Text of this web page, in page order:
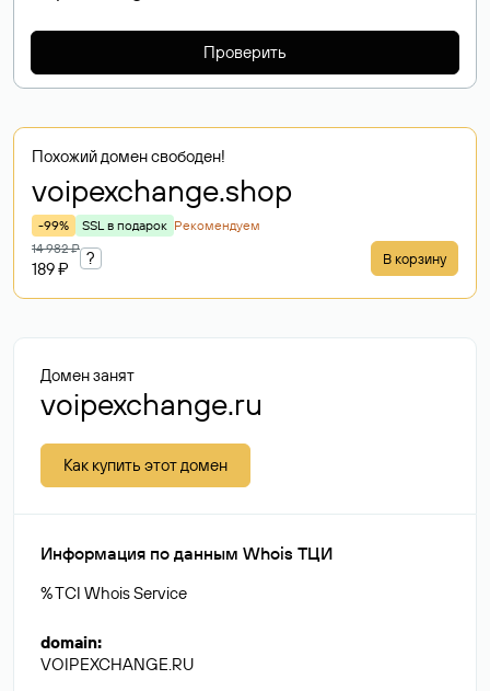
Проверить
Похожий домен свободен!
voipexchange.shop
-99% SSL в подарок Рекомендуем
14 982 ₽
189 ₽
? В корзину
Домен занят
voipexchange.ru
Как купить этот домен
Информация по данным Whois ТЦИ
% TCI Whois Service
domain:
VOIPEXCHANGE.RU